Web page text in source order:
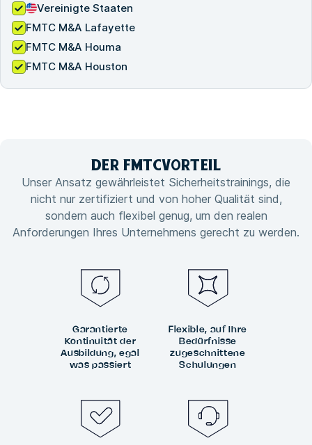
Vereinigte Staaten
FMTC M&A Lafayette
FMTC M&A Houma
FMTC M&A Houston
DER FMTCVORTEIL
Unser Ansatz gewährleistet Sicherheitstrainings, die
nicht nur zertifiziert und von hoher Qualität sind,
sondern auch flexibel genug, um den realen
Anforderungen Ihres Unternehmens gerecht zu werden.
Garantierte
Kontinuität der
Ausbildung, egal
was passiert
Flexible, auf Ihre
Bedürfnisse
zugeschnittene
Schulungen